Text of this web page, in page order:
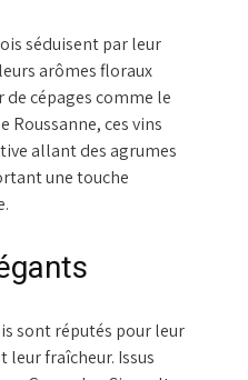
séduisent par leur
arômes floraux
cépages comme le
Roussanne, ces vins
allant des agrumes
une touche
sont réputés pour leur
leur fraîcheur. Issus